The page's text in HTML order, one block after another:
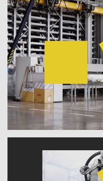
Für den
Metallindustrie
eine stimmige
zusammen mit
stringenten Design
Beginnend beim
ziehen sich ein
reduzierte
des neuen Auftritts.
erfüllen eine
der Claims und
bildet den
Zultner und die
Wesentliche
geometrischen